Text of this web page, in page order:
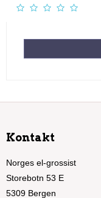
Kontakt
Norges el-grossist
Storebotn 53 E
5309 Bergen